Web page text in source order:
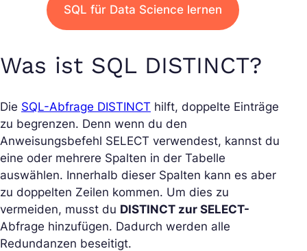
SQL für Data Science lernen
Was ist SQL DISTINCT?
Die SQL-Abfrage DISTINCT hilft, doppelte Einträge
zu begrenzen. Denn wenn du den
Anweisungsbefehl SELECT verwendest, kannst du
eine oder mehrere Spalten in der Tabelle
auswählen. Innerhalb dieser Spalten kann es aber
zu doppelten Zeilen kommen. Um dies zu
vermeiden, musst du DISTINCT zur SELECT-
Abfrage hinzufügen. Dadurch werden alle
Redundanzen beseitigt.